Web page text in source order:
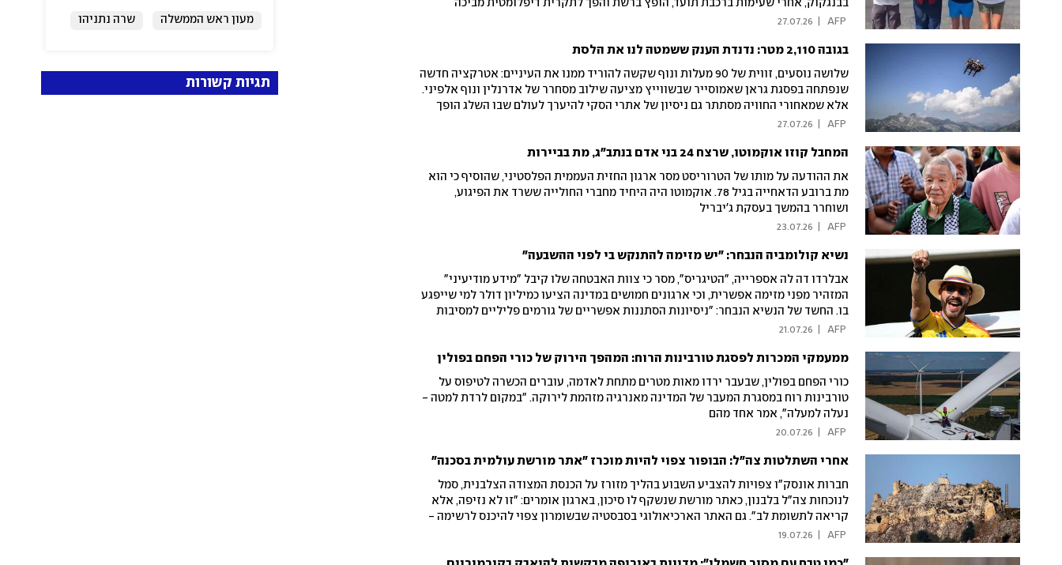
בבנגקוק, אחרי שעימות ברכבת תועד, הופץ ברשת והפך לתקרית דיפלומטית מביכה
27.07.26
בגובה 2,110 מטר: נדנדת הענק ששמטה לנו את הלסת
שלושה נוסעים, זווית של 90 מעלות ונוף שקשה להוריד ממנו את העיניים: אטרקציה חדשה
שנפתחה בפסגת גראן שאמוסייר שבשווייץ מציעה שילוב מסחרר של אדרנלין ונוף אלפיני.
אלא שמאחורי החוויה מסתתר גם ניסיון של אתרי הסקי להיערך לעולם שבו השלג הופך
לפחות צפוי
27.07.26
המחבל קוזו אוקמוטו, שרצח 24 בני אדם בנתב"ג, מת בביירות
את ההודעה על מותו של הטרוריסט מסר ארגון החזית העממית הפלסטיני, שהוסיף כי הוא
מת ברובע הדאחייה בגיל 78. אוקמוטו היה היחיד מחברי החולייה ששרד את הפיגוע,
ושוחרר בהמשך בעסקת ג'יבריל
23.07.26
נשיא קולומביה הנבחר: "יש מזימה להתנקש בי לפני ההשבעה"
אבלרדו דה לה אספרייה, "הטיגריס", מסר כי צוות האבטחה שלו קיבל "מידע מודיעיני"
המזהיר מפני מזימה אפשרית, וכי ארגונים חמושים במדינה הציעו כמיליון דולר למי שייפגע
בו. החשד של הנשיא הנבחר: "ניסיונות הסתננות אפשריים של גורמים פליליים למסיבות
עיתונאים"21.07.26
ממעמקי המכרות לפסגת טורבינות הרוח: המהפך הירוק של כורי הפחם בפולין
כורי הפחם בפולין, שבעבר ירדו מאות מטרים מתחת לאדמה, עוברים הכשרה לטיפוס על
טורבינות רוח במסגרת המעבר של המדינה מאנרגיה מזהמת לירוקה. "במקום לרדת למטה -
נעלה למעלה", אמר אחד מהם
20.07.26
אחרי השתלטות צה"ל: הבופור צפוי להיות מוכרז "אתר מורשת עולמית בסכנה"
חברות אונסק"ו צפויות להצביע השבוע בהליך מזורז על הכנסת המצודה הצלבנית, סמל
לנוכחות צה"ל בלבנון, כאתר מורשת שנשקף לו סיכון, בארגון אומרים: "זו לא נזיפה, אלא
קריאה לתשומת לב". גם האתר הארכיאולוגי בסבסטיה שבשומרון צפוי להיכנס לרשימה -
לצד האגם העמוק בעולם ונתיבי נדידת האנטילופות בדרום סודן
19.07.26
מעון ראש הממשלה שרה נתניהו
תגיות קשורות